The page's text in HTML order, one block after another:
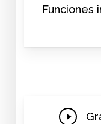
Funciones
Play